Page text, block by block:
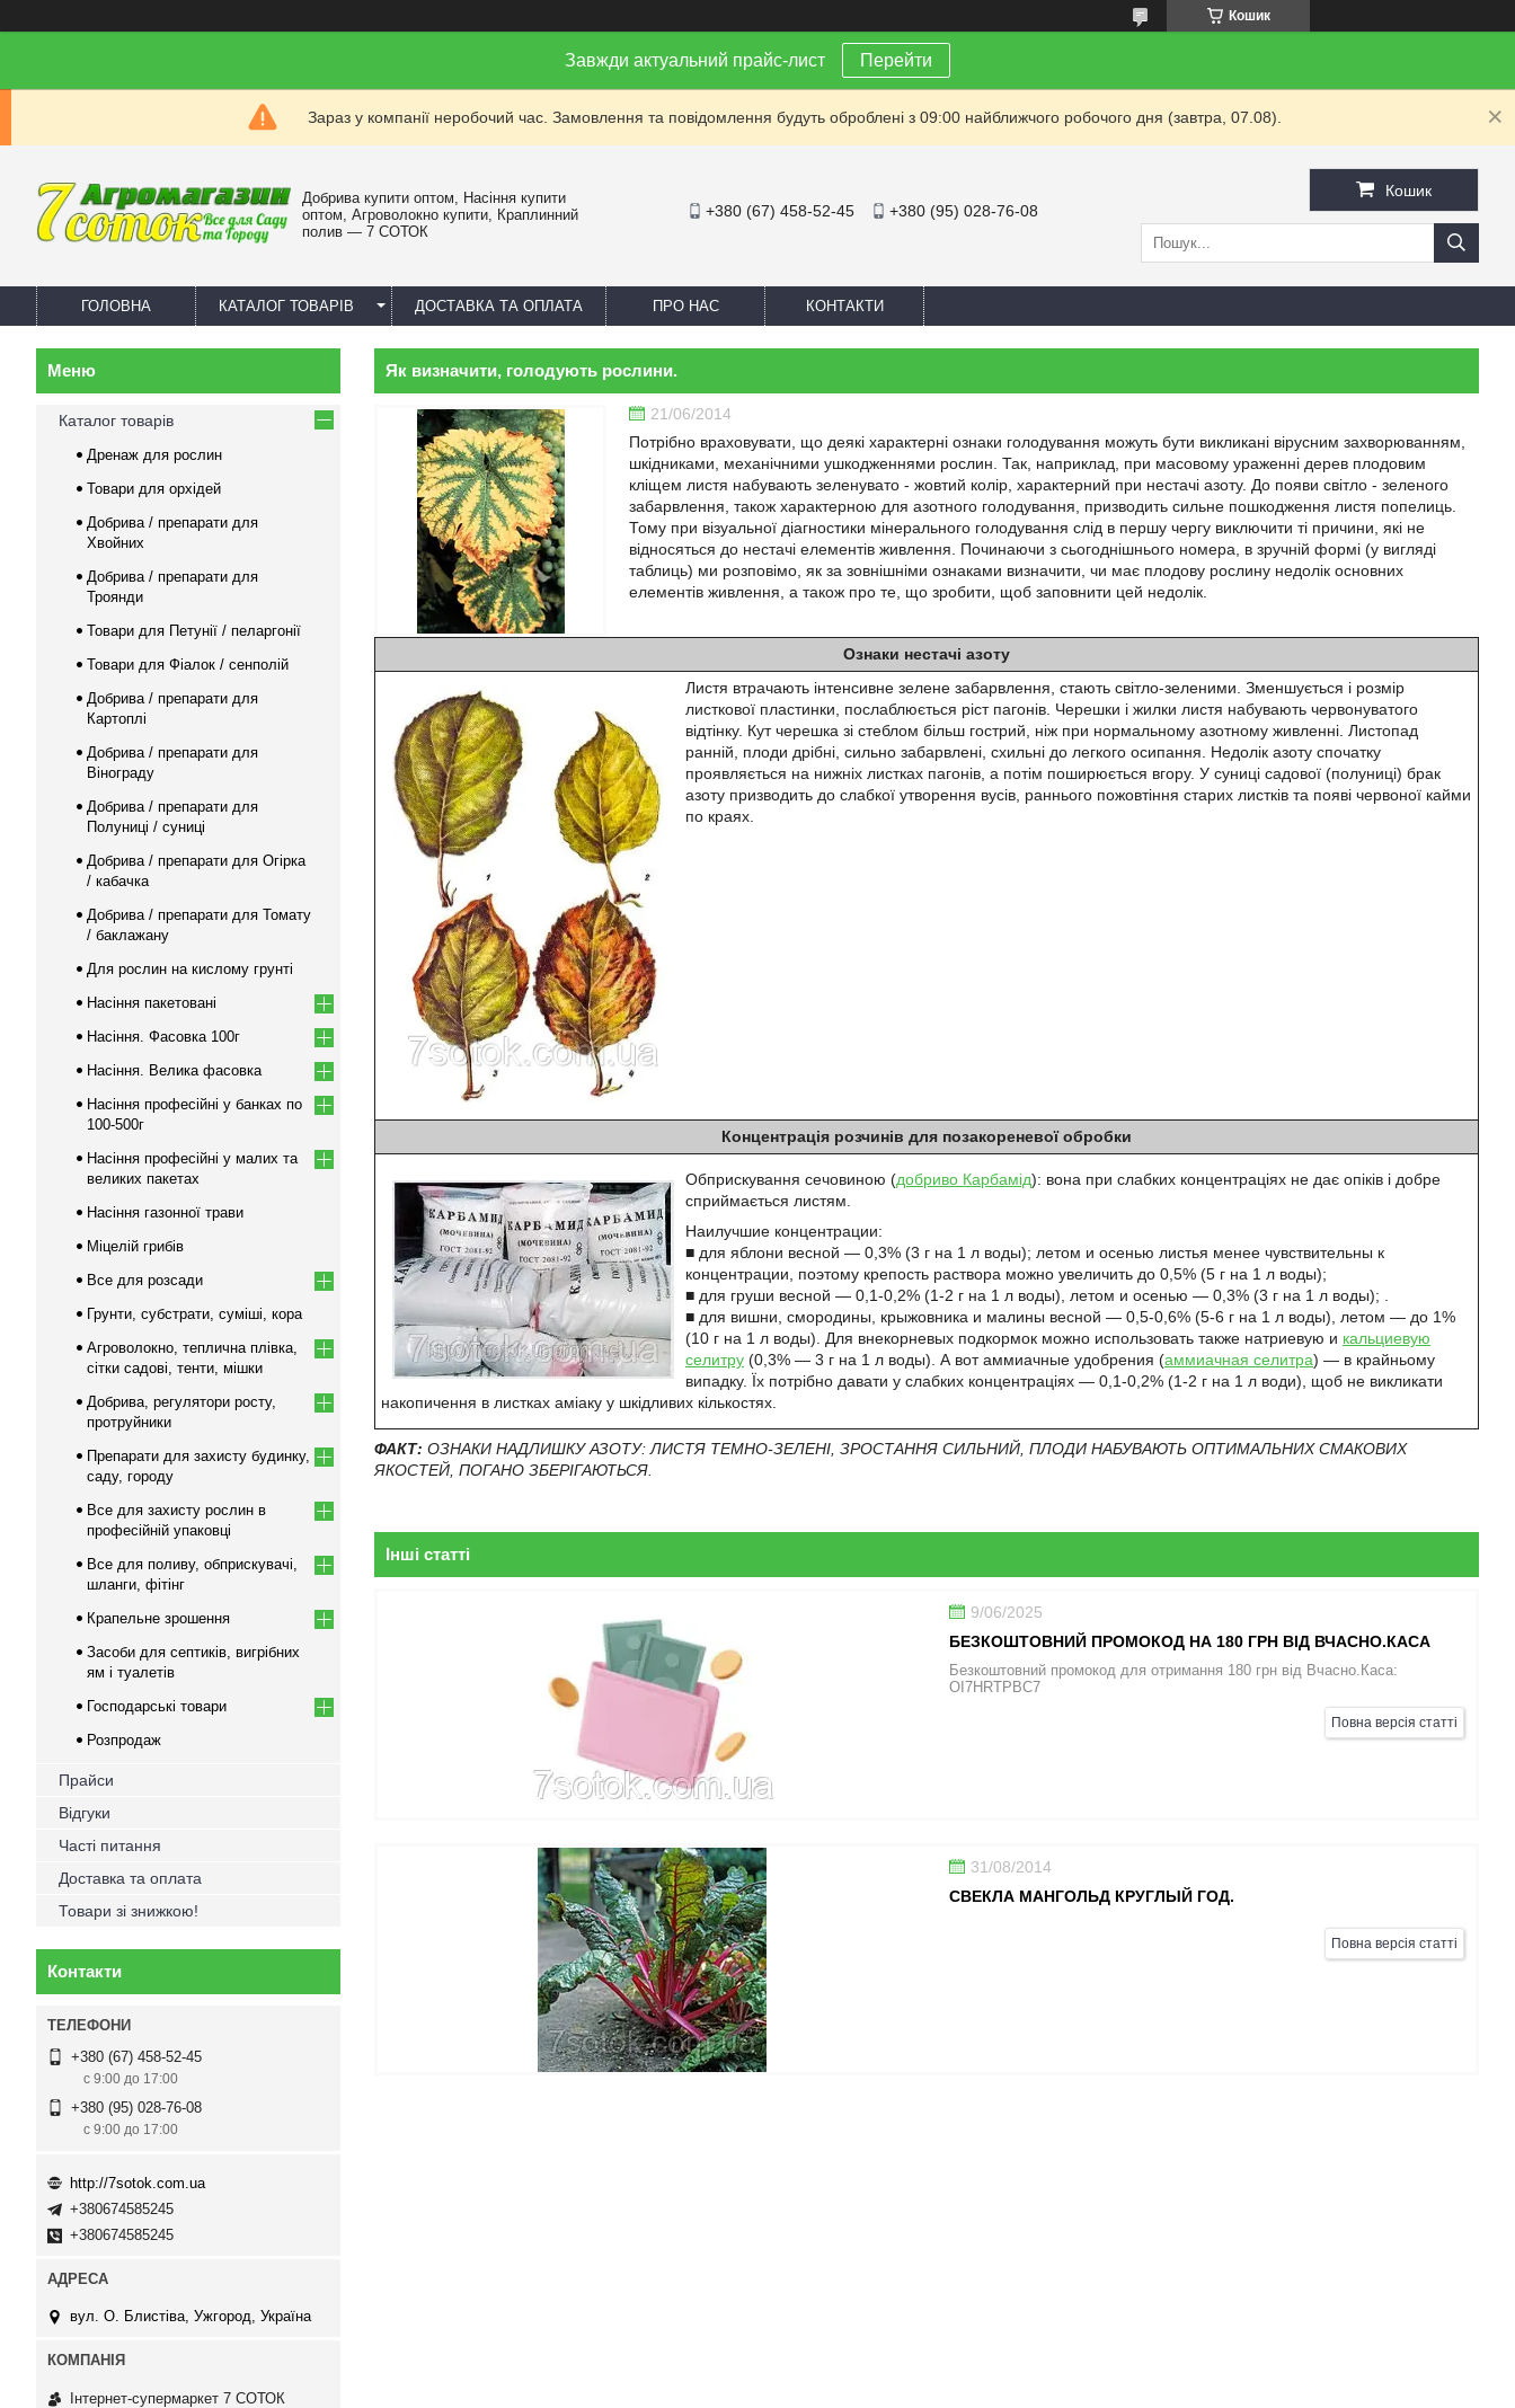
Кошик
Завжди актуальний прайс-лист Перейти
Зараз у компанії неробочий час. Замовлення та повідомлення будуть оброблені з 09:00 найближчого робочого дня (завтра, 07.08).
Добрива купити оптом, Насіння купити
оптом, Агроволокно купити, Краплинний
полив — 7 СОТОК
+380 (67) 458-52-45 +380 (95) 028-76-08
Кошик
ГОЛОВНА КАТАЛОГ ТОВАРІВ ДОСТАВКА ТА ОПЛАТА ПРО НАС КОНТАКТИ
Як визначити, голодують рослини.
21/06/2014
Потрібно враховувати, що деякі характерні ознаки голодування можуть бути викликані вірусним захворюванням,
шкідниками, механічними ушкодженнями рослин. Так, наприклад, при масовому ураженні дерев плодовим
кліщем листя набувають зеленувато - жовтий колір, характерний при нестачі азоту. До появи світло - зеленого
забарвлення, також характерною для азотного голодування, призводить сильне пошкодження листя попелиць.
Тому при візуальної діагностики мінерального голодування слід в першу чергу виключити ті причини, які не
відносяться до нестачі елементів живлення. Починаючи з сьогоднішнього номера, в зручній формі (у вигляді
таблиць) ми розповімо, як за зовнішніми ознаками визначити, чи має плодову рослину недолік основних
елементів живлення, а також про те, що зробити, щоб заповнити цей недолік.
Ознаки нестачі азоту
Листя втрачають інтенсивне зелене забарвлення, стають світло-зеленими. Зменшується і розмір
листкової пластинки, послаблюється ріст пагонів. Черешки і жилки листя набувають червонуватого
відтінку. Кут черешка зі стеблом більш гострий, ніж при нормальному азотному живленні. Листопад
ранній, плоди дрібні, сильно забарвлені, схильні до легкого осипання. Недолік азоту спочатку
проявляється на нижніх листках пагонів, а потім поширюється вгору. У суниці садової (полуниці) брак
азоту призводить до слабкої утворення вусів, раннього пожовтіння старих листків та появі червоної кайми
по краях.
Концентрація розчинів для позакореневої обробки
Обприскування сечовиною (добриво Карбамід): вона при слабких концентраціях не дає опіків і добре
сприймається листям.
Наилучшие концентрации:
■ для яблони весной — 0,3% (3 г на 1 л воды); летом и осенью листья менее чувствительны к
концентрации, поэтому крепость раствора можно увеличить до 0,5% (5 г на 1 л воды);
■ для груши весной — 0,1-0,2% (1-2 г на 1 л воды), летом и осенью — 0,3% (3 г на 1 л воды); .
■ для вишни, смородины, крыжовника и малины весной — 0,5-0,6% (5-6 г на 1 л воды), летом — до 1%
(10 г на 1 л воды). Для внекорневых подкормок можно использовать также натриевую и кальциевую
селитру (0,3% — 3 г на 1 л воды). А вот аммиачные удобрения (аммиачная селитра) — в крайньому
випадку. Їх потрібно давати у слабких концентраціях — 0,1-0,2% (1-2 г на 1 л води), щоб не викликати
накопичення в листках аміаку у шкідливих кількостях.
ФАКТ: ОЗНАКИ НАДЛИШКУ АЗОТУ: ЛИСТЯ ТЕМНО-ЗЕЛЕНІ, ЗРОСТАННЯ СИЛЬНИЙ, ПЛОДИ НАБУВАЮТЬ ОПТИМАЛЬНИХ СМАКОВИХ
ЯКОСТЕЙ, ПОГАНО ЗБЕРІГАЮТЬСЯ.
Інші статті
9/06/2025
БЕЗКОШТОВНИЙ ПРОМОКОД НА 180 ГРН ВІД ВЧАСНО.КАСА
Безкоштовний промокод для отримання 180 грн від Вчасно.Каса:
OI7HRTPBC7
Повна версія статті
31/08/2014
СВЕКЛА МАНГОЛЬД КРУГЛЫЙ ГОД.
Повна версія статті
Каталог товарів
Дренаж для рослин
Товари для орхідей
Добрива / препарати для
Хвойних
Добрива / препарати для
Троянди
Товари для Петунії / пеларгонії
Товари для Фіалок / сенполій
Добрива / препарати для
Картоплі
Добрива / препарати для
Вінограду
Добрива / препарати для
Полуниці / суниці
Добрива / препарати для Огірка
/ кабачка
Добрива / препарати для Томату
/ баклажану
Для рослин на кислому грунті
Насіння пакетовані
Насіння. Фасовка 100г
Насіння. Велика фасовка
Насіння професійні у банках по
100-500г
Насіння професійні у малих та
великих пакетах
Насіння газонної трави
Міцелій грибів
Все для розсади
Грунти, субстрати, суміші, кора
Агроволокно, теплична плівка,
сітки садові, тенти, мішки
Добрива, регулятори росту,
протруйники
Препарати для захисту будинку,
саду, городу
Все для захисту рослин в
професійній упаковці
Все для поливу, обприскувачі,
шланги, фітінг
Крапельне зрошення
Засоби для септиків, вигрібних
ям і туалетів
Господарські товари
Розпродаж
Прайси
Відгуки
Часті питання
Доставка та оплата
Товари зі знижкою!
Контакти
+380 (67) 458-52-45
с 9:00 до 17:00
+380 (95) 028-76-08
с 9:00 до 17:00
http://7sotok.com.ua
+380674585245
+380674585245
вул. О. Блистіва, Ужгород, Україна
Інтернет-супермаркет 7 СОТОК